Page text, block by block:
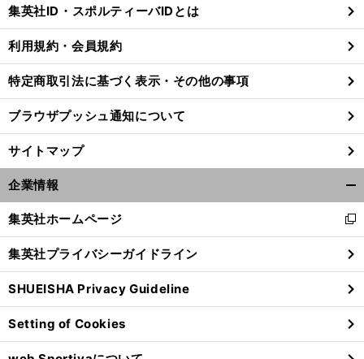
る
集英社ID・スポルティーバIDとは
利用規約・会員規約
特定商取引法に基づく表示・その他の事項
ブラウザプッシュ通知について
サイトマップ
企業情報
閉
る
集英社ホームページ
新
し
い
ウ
ィ
ン
ド
ウ
集英社プライバシーガイドライン
SHUEISHA Privacy Guideline
Setting of Cookies